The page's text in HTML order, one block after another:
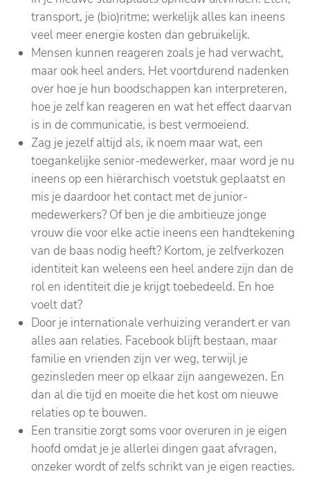
transport, je (bio)ritme; werkelijk alles kan ineens
veel meer energie kosten dan gebruikelijk.
Mensen kunnen reageren zoals je had verwacht,
maar ook heel anders. Het voortdurend nadenken
over hoe je hun boodschappen kan interpreteren,
hoe je zelf kan reageren en wat het effect daarvan
is in de communicatie, is best vermoeiend.
Zag je jezelf altijd als, ik noem maar wat, een
toegankelijke senior-medewerker, maar word je nu
ineens op een hiërarchisch voetstuk geplaatst en
mis je daardoor het contact met de junior-
medewerkers? Of ben je die ambitieuze jonge
vrouw die voor elke actie ineens een handtekening
van de baas nodig heeft? Kortom, je zelfverkozen
identiteit kan weleens een heel andere zijn dan de
rol en identiteit die je krijgt toebedeeld. En hoe
voelt dat?
Door je internationale verhuizing verandert er van
alles aan relaties. Facebook blijft bestaan, maar
familie en vrienden zijn ver weg, terwijl je
gezinsleden meer op elkaar zijn aangewezen. En
dan al die tijd en moeite die het kost om nieuwe
relaties op te bouwen.
Een transitie zorgt soms voor overuren in je eigen
hoofd omdat je je allerlei dingen gaat afvragen,
onzeker wordt of zelfs schrikt van je eigen reacties.